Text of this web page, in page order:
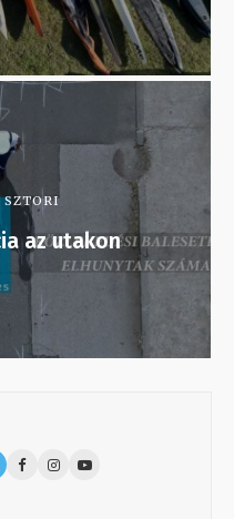
SZTORI
az utakon